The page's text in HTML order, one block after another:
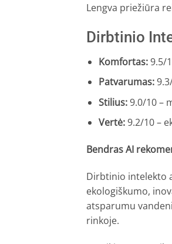
Lengva priežiūra
Dirbtinio
Komfortas:9.5/
Patvarumas:
Stilius:9.0/10 –
Vertė:9.2/10 –
Bendras AI
Dirbtinio intelekto
ekologiškumo,
atsparumu
rinkoje.